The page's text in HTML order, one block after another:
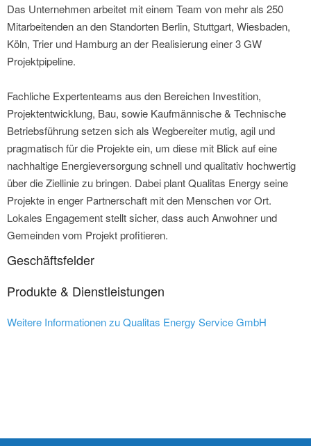
Das Unternehmen arbeitet mit einem Team von mehr als 250
Mitarbeitenden an den Standorten Berlin, Stuttgart, Wiesbaden,
Köln, Trier und Hamburg an der Realisierung einer 3 GW
Projektpipeline.
Fachliche Expertenteams aus den Bereichen Investition,
Projektentwicklung, Bau, sowie Kaufmännische & Technische
Betriebsführung setzen sich als Wegbereiter mutig, agil und
pragmatisch für die Projekte ein, um diese mit Blick auf eine
nachhaltige Energieversorgung schnell und qualitativ hochwertig
über die Ziellinie zu bringen. Dabei plant Qualitas Energy seine
Projekte in enger Partnerschaft mit den Menschen vor Ort.
Lokales Engagement stellt sicher, dass auch Anwohner und
Gemeinden vom Projekt profitieren.
Geschäftsfelder
Produkte & Dienstleistungen
Weitere Informationen zu Qualitas Energy Service GmbH